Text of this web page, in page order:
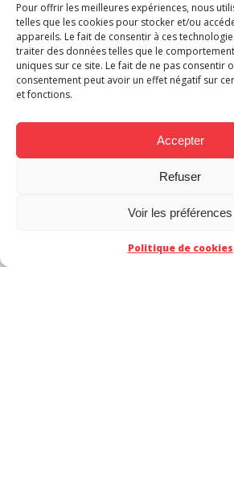
Pour offrir les meilleures expériences, nous
telles que les cookies pour stocker et/ou
appareils. Le fait de consentir à ces
traiter des données telles que le
uniques sur ce site. Le fait de ne pas consentir
consentement peut avoir un effet négatif sur
et fonctions.
Accepter
Refuser
Voir les préférences
Politique de cookies